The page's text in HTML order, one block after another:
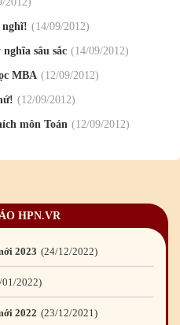
nghĩ! 14/09/2012
sâu sắc 14/09/2012
MBA 12/09/2012
12/09/2012
môn Toán 12/09/2012
HPN.VR
2019
/2026
2026
2025 24/12/2024
/2024
2024 21/12/2023
2023 24/12
/01 /2022
2022
/2021